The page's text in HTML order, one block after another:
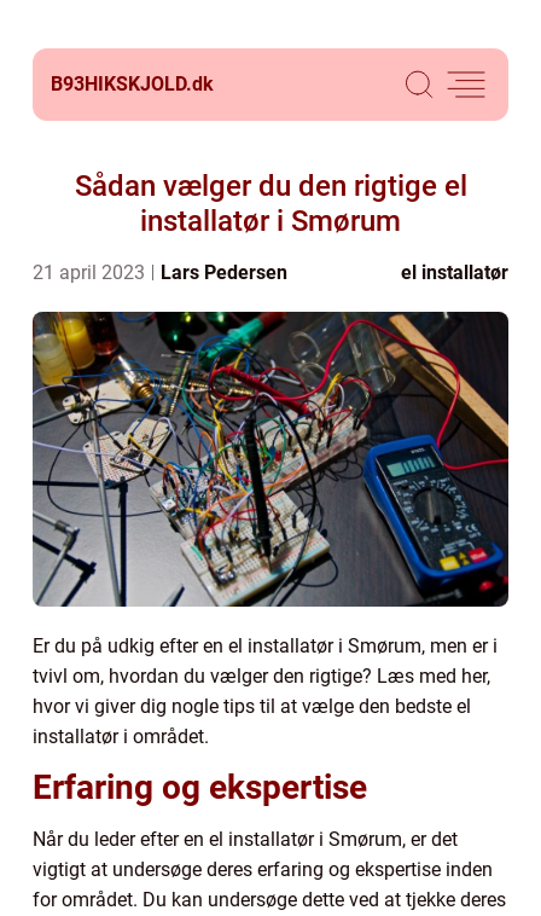
B93HIKSKJOLD.dk
Sådan vælger du den rigtige el
installatør i Smørum
21 april 2023 Lars Pedersen el installatør
Er du på udkig efter en el installatør i Smørum, men er i
tvivl om, hvordan du vælger den rigtige? Læs med her,
hvor vi giver dig nogle tips til at vælge den bedste el
installatør i området.
Erfaring og ekspertise
Når du leder efter en el installatør i Smørum, er det
vigtigt at undersøge deres erfaring og ekspertise inden
for området. Du kan undersøge dette ved at tjekke deres